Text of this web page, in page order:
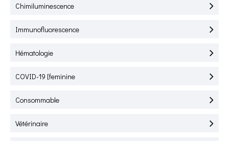
Chimiluminescence
Immunofluorescence
Hématologie
COVID-19 [feminine
Consommable
Vétérinaire